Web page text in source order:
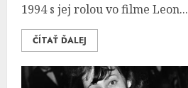
1994 s jej rolou vo filme Leon...
ČÍTAŤ ĎALEJ